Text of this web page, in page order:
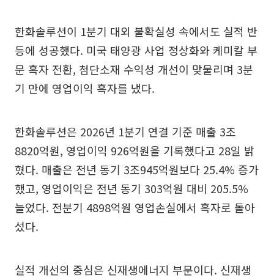
한화솔루션이 1분기 대외 불확실성 속에서도 실적 반
등에 성공했다. 미국 태양광 사업 정상화와 케미칼 부
문 흑자 전환, 첨단소재 수익성 개선이 맞물리며 3분
기 만에 영업이익 흑자를 냈다.
한화솔루션은 2026년 1분기 연결 기준 매출 3조
8820억원, 영업이익 926억원을 기록했다고 28일 밝
혔다. 매출은 전년 동기 3조945억원보다 25.4% 증가
했고, 영업이익은 전년 동기 303억원 대비 205.5%
늘었다. 전분기 4898억원 영업손실에서 흑자로 돌아
섰다.
실적 개선의 중심은 신재생에너지 부문이다. 신재생